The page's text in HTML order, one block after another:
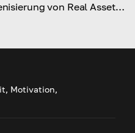
von Real Assets
Motivation,